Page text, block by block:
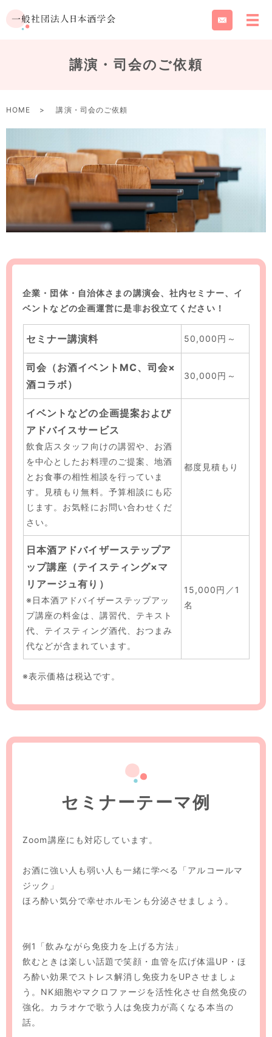
講演・司会のご依頼
HOME 講演・司会のご依頼
企業・団体・自治体さまの講演会、社内セミナー、イ
ベントなどの企画運営に是非お役立てください！
セミナー講演料 50,000円～
司会（お酒イベントMC、司会×
酒コラボ）
30,000円～
イベントなどの企画提案および
アドバイスサービス
飲食店スタッフ向けの講習や、お酒
を中心としたお料理のご提案、地酒
とお食事の相性相談を行っていま
す。見積もり無料。予算相談にも応
じます。お気軽にお問い合わせくだ
さい。
都度見積もり
日本酒アドバイザーステップア
ップ講座 （テイスティング×マ
リアージュ有り）
※日本酒アドバイザーステップアッ
プ講座の料金は、講習代、テキスト
代、テイスティング酒代、おつまみ
代などが含まれています。
15,000円／1
名
※表示価格は税込です。
セミナーテーマ例
Zoom講座にも対応しています。
お酒に強い人も弱い人も一緒に学べる「アルコールマ
ジック」
ほろ酔い気分で幸せホルモンも分泌させましょう。
例1「飲みながら免疫力を上げる方法」
飲むときは楽しい話題で笑顔・血管を広げ体温UP・ほ
ろ酔い効果でストレス解消し免疫力をUPさせましょ
う。NK細胞やマクロファージを活性化させ自然免疫の
強化。カラオケで歌う人は免疫力が高くなる本当の
話。